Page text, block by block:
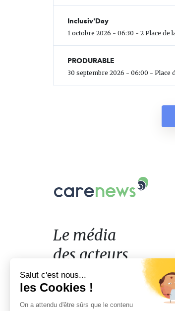
Inclusiv'Day
1 octobre 2026 - 06:30 - 2 Place de
PRODURABLE
30 septembre 2026 - 06:00 - Place
Le
acteurs
de
l'engagement
Le média
des acteurs
de l'engagement
Salut c'est nous...
les Cookies !
On a attendu d'être sûrs que le contenu